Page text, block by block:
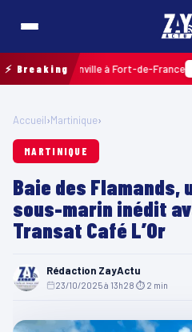
⚡ Breaking
Sainville à Fort-de-France
Accueil›Martinique›
MARTINIQUE
Baie des Flamands,
sous-marin inédit
Transat Café L’Or
Rédaction ZayActu
23/10/2025 à 13h28 ⏱ 2 min